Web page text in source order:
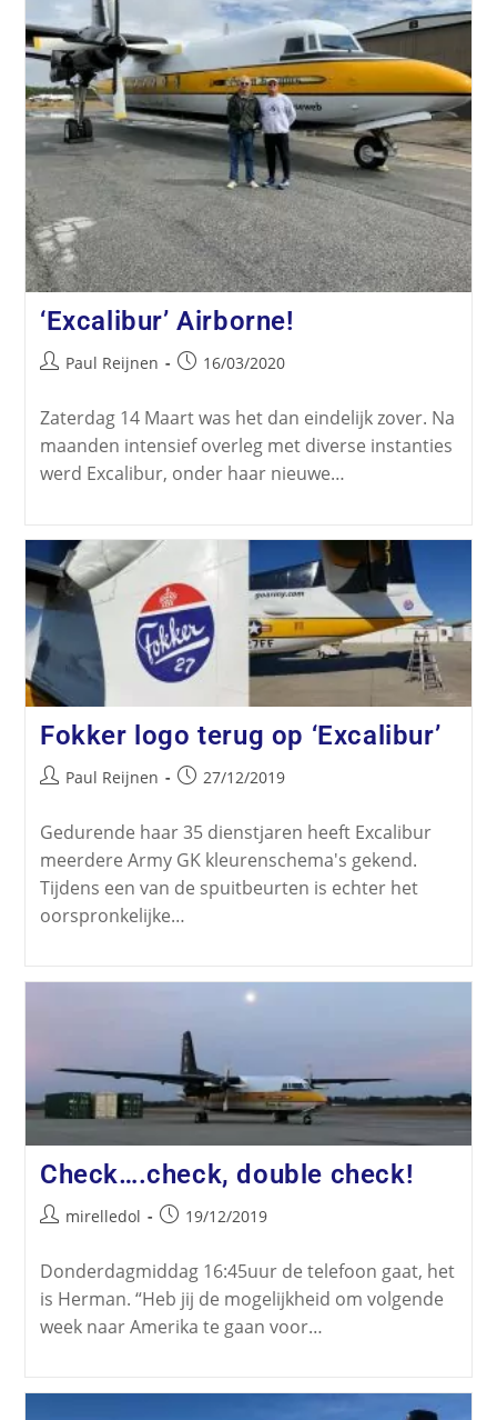
‘Excalibur’ Airborne!
Paul Reijnen 16/03/2020
Zaterdag 14 Maart was het dan eindelijk zover. Na
maanden intensief overleg met diverse instanties
werd Excalibur, onder haar nieuwe…
Fokker logo terug op ‘Excalibur’
Paul Reijnen 27/12/2019
Gedurende haar 35 dienstjaren heeft Excalibur
meerdere Army GK kleurenschema's gekend.
Tijdens een van de spuitbeurten is echter het
oorspronkelijke…
Check….check, double check!
mirelledol 19/12/2019
Donderdagmiddag 16:45uur de telefoon gaat, het
is Herman. “Heb jij de mogelijkheid om volgende
week naar Amerika te gaan voor…